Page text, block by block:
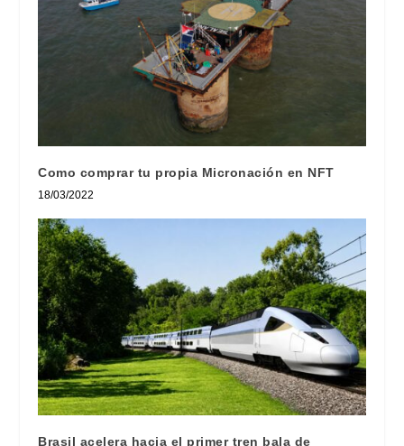
Como comprar tu propia Micronación en NFT
18/03/2022
Brasil acelera hacia el primer tren bala de